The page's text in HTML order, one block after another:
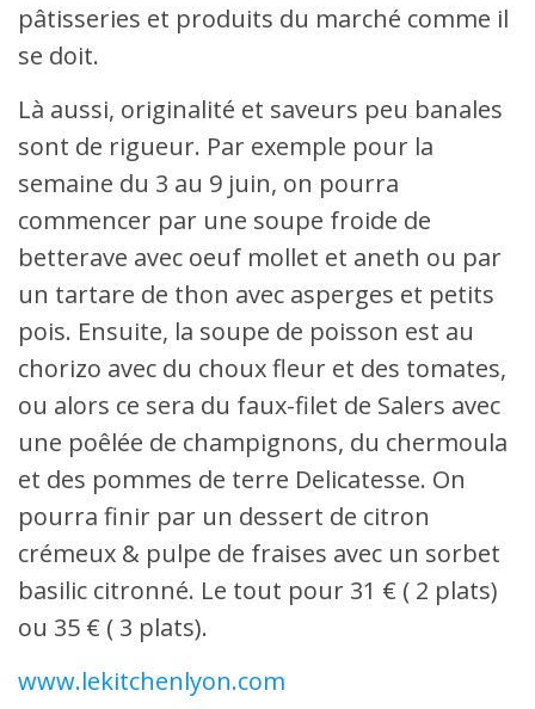
pâtisseries et produits du marché comme il
se doit.
Là aussi, originalité et saveurs peu banales
sont de rigueur. Par exemple pour la
semaine du 3 au 9 juin, on pourra
commencer par une soupe froide de
betterave avec oeuf mollet et aneth ou par
un tartare de thon avec asperges et petits
pois. Ensuite, la soupe de poisson est au
chorizo avec du choux fleur et des tomates,
ou alors ce sera du faux-filet de Salers avec
une poêlée de champignons, du chermoula
et des pommes de terre Delicatesse. On
pourra finir par un dessert de citron
crémeux & pulpe de fraises avec un sorbet
basilic citronné. Le tout pour 31 € ( 2 plats)
ou 35 € ( 3 plats).
www.lekitchenlyon.com